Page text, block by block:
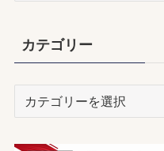
ブ
カテゴリー